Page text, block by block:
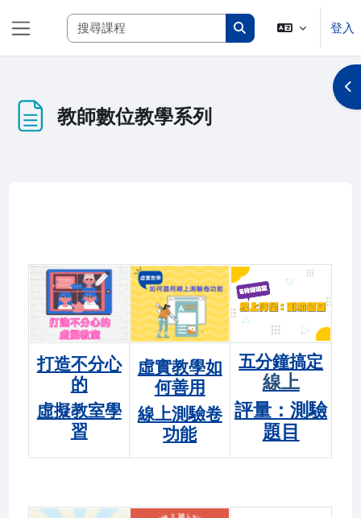
搜尋課程
搜尋課程
登入
教師數位教學系列
開
打造不分心
的
虛擬教室學
習
虛實教學如
何善用
線上測驗卷
功能
五分鐘搞定
線上
評量：測驗
題目